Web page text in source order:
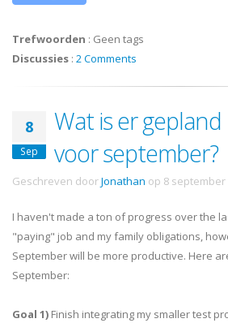
Trefwoorden : Geen tags
Discussies : 2 Comments
8
Sep
Wat is er gepland
voor september?
Geschreven doorJonathan op 8 september
I haven't made a ton of progress over the
"paying" job and my family obligations,
September will be more productive. Here
September:
Goal 1) Finish integrating my smaller test